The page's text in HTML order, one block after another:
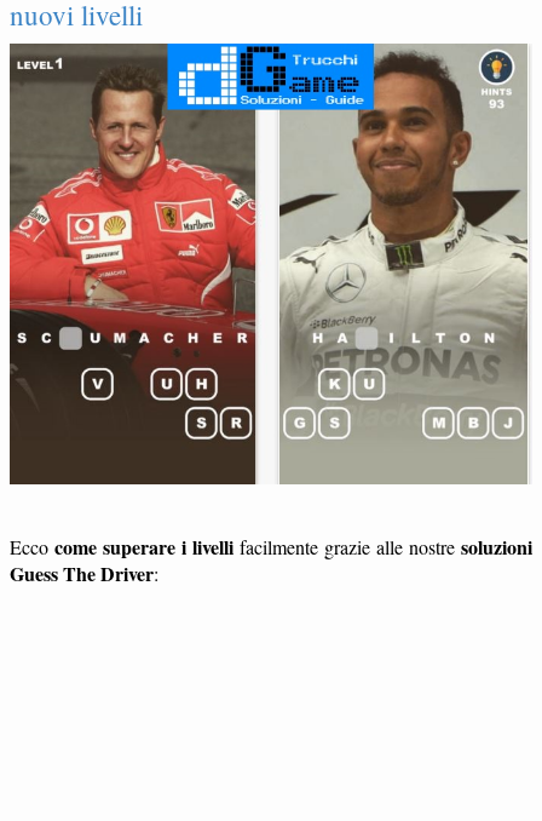
nuovi livelli
Ecco come superare i livellifacilmente grazie alle nostresoluzioni
Guess The Driver: